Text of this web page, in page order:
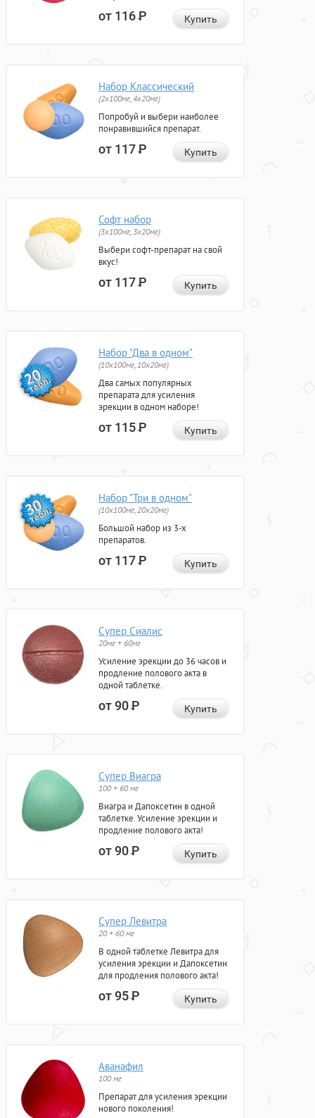
от 116Р Купить
Набор Классический
(2x100мг, 4x20мг)
Попробуй и выбери наиболее
понравившийся препарат.
от 117Р Купить
Софт набор
(3x100мг, 3x20мг)
Выбери софт-препарат на свой
вкус!
от 117Р Купить
Набор "Два в одном"
(10x100мг, 10x20мг)
Два самых популярных
препарата для усиления
эрекции в одном наборе!
от 115Р Купить
Набор "Три в одном"
(10x100мг, 20x20мг)
Большой набор из 3-х
препаратов.
от 117Р Купить
Супер Сиалис
20мг + 60мг
Усиление эрекции до 36 часов и
продление полового акта в
одной таблетке.
от 90Р Купить
Супер Виагра
100 + 60 мг
Виагра и Дапоксетин в одной
таблетке. Усиление эрекции и
продление полового акта!
от 90Р Купить
Супер Левитра
20 + 60 мг
В одной таблетке Левитра для
усиления эрекции и Дапоксетин
для продления полового акта!
от 95Р Купить
Аванафил
100 мг
Препарат для усиления эрекции
нового поколения!